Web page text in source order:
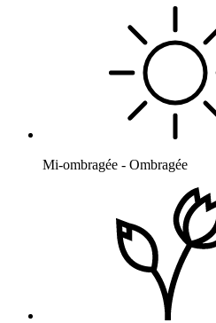
Mi-ombragée - Ombragée